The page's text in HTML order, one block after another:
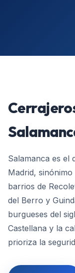
Salamanca es el
Madrid,
barrios de
del Berro y
burgueses del
Castellana y la
prioriza la